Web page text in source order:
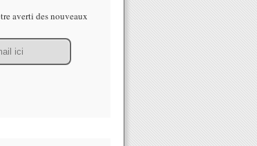
averti des nouveaux